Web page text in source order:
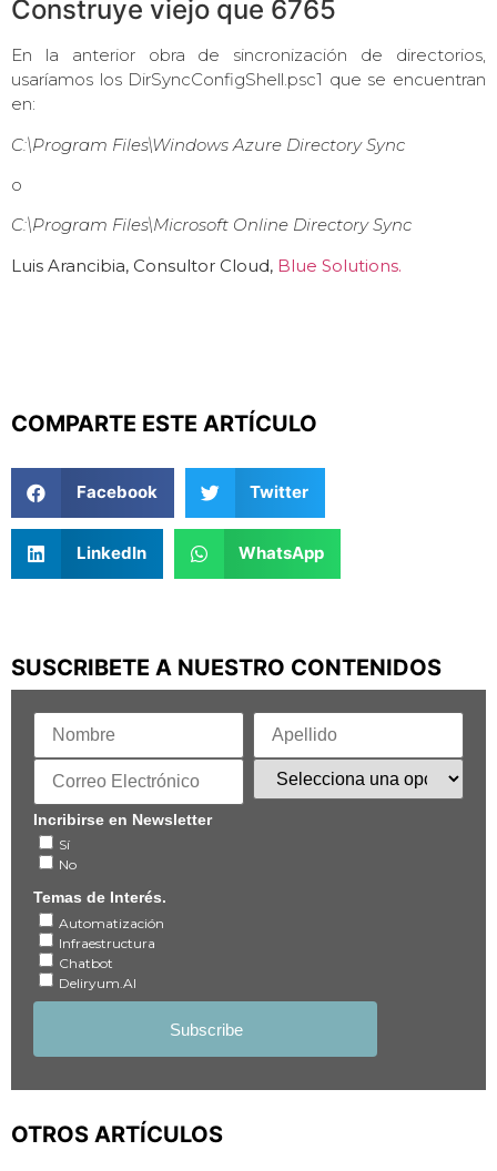
Construye viejo que 6765
En la anterior obra de sincronización de directorios,
usaríamos los DirSyncConfigShell.psc1 que se encuentran
en:
C:\Program Files\Windows Azure Directory Sync
o
C:\Program Files\Microsoft Online Directory Sync
Luis Arancibia, Consultor Cloud, Blue Solutions.
COMPARTE ESTE ARTÍCULO
Facebook Twitter
LinkedIn WhatsApp
SUSCRIBETE A NUESTRO CONTENIDOS
Incribirse en Newsletter
Sí
No
Temas de Interés.
Automatización
Infraestructura
Chatbot
Deliryum.AI
OTROS ARTÍCULOS